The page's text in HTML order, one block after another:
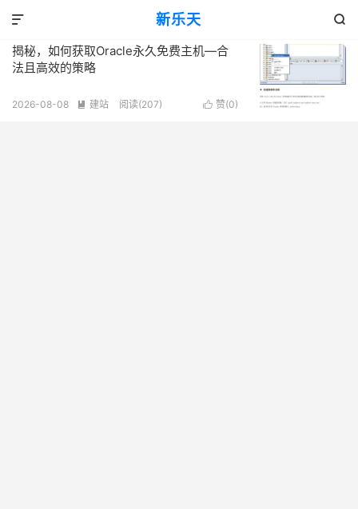
新乐天 
 共 1 篇文章
揭秘，如何获取Oracle永久免费主机—合
法且高效的策略
 赞(0)
2026-08-08  建站 阅读(207)